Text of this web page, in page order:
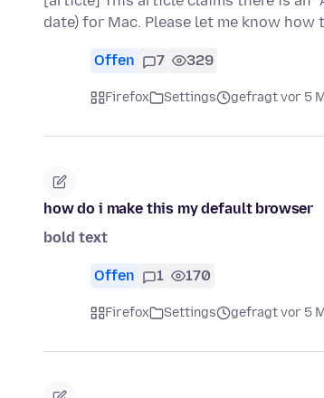
date) for Mac. Please let me know how
Offen 7 329
Firefox Settings gefragt vor 5
how do i make this my default browser
bold text
Offen 1 170
Firefox Settings gefragt vor 5